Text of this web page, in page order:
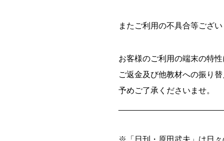
またご利用の不具合等ござ
お客様のご利用の端末の特
ご返金及び他教材への振り
予めご了承くださいませ。
※「日刊・原田武夫」は日々